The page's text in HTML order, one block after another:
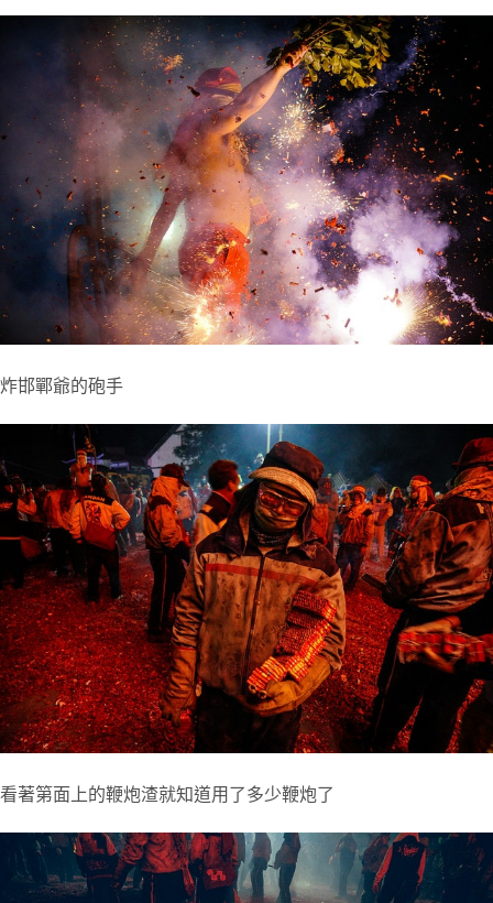
炸邯鄲爺的砲手
看著第面上的鞭炮渣就知道用了多少鞭炮了